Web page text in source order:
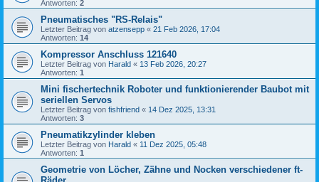
Antworten: 2
Pneumatisches "RS-Relais"
Letzter Beitrag von atzensepp « 21 Feb 2026, 17:04
Antworten: 14
Kompressor Anschluss 121640
Letzter Beitrag von Harald « 13 Feb 2026, 20:27
Antworten: 1
Mini fischertechnik Roboter und funktionierender Baubot mit
seriellen Servos
Letzter Beitrag von fishfriend « 14 Dez 2025, 13:31
Antworten: 3
Pneumatikzylinder kleben
Letzter Beitrag von Harald « 11 Dez 2025, 05:48
Antworten: 1
Geometrie von Löcher, Zähne und Nocken verschiedener ft-